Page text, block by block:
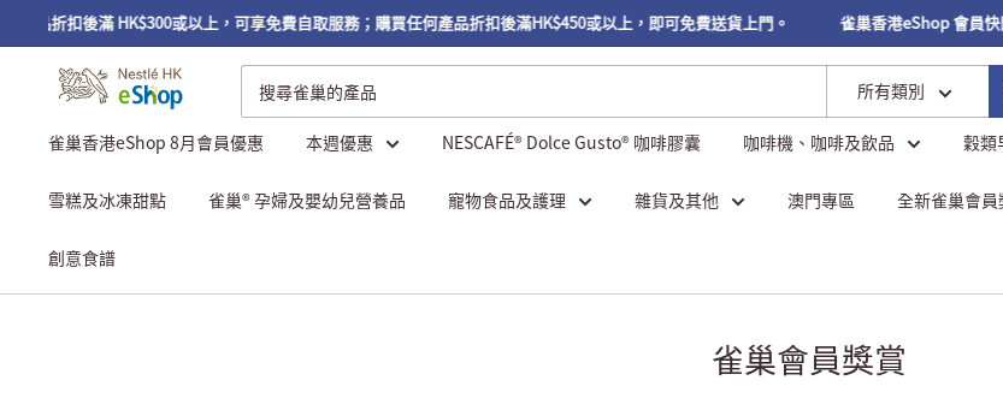
滿 HK$300或以上，可享免費自取服務；購買任何產品折扣後滿HK$450或以上，即可免費送貨上門。 雀巢香港eShop 會員快閃限定優
所有類別
雀巢香港eShop 8月會員優惠 本週優惠 NESCAFÉ® Dolce Gusto® 咖啡膠囊 咖啡機、咖啡及飲品 穀類
雪糕及冰凍甜點 雀巢® 孕婦及嬰幼兒營養品 寵物食品及護理 雜貨及其他 澳門專區 全新雀巢會員
創意食譜
雀巢會員獎賞